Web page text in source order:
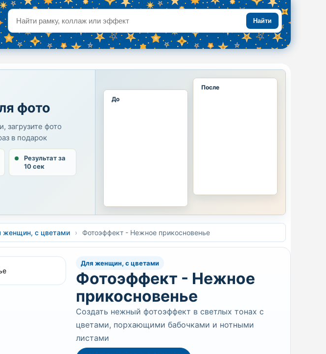
Найти
фото
загрузите фото
в подарок
Результат за
10 сек
До
После
женщин, с цветами › Фотоэффект - Нежное прикосновенье
Для женщин, с цветами
Фотоэффект - Нежное
прикосновенье
Создать нежный фотоэффект в светлых тонах с
цветами, порхающими бабочками и нотными
листами